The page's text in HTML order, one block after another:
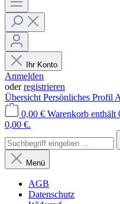
Ihr Konto
Anmelden
oderregistrieren
Übersicht Persönliches Profil
0,00 € Warenkorb enthält
0,00 €.
Menü
AGB
Datenschutz